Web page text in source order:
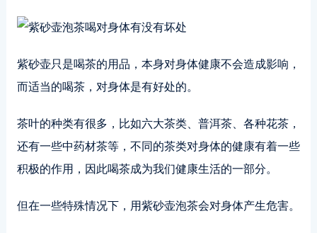
紫砂壶只是喝茶的用品，本身对身体健康不会造成影响，
而适当的喝茶，对身体是有好处的。
茶叶的种类有很多，比如六大茶类、普洱茶、各种花茶，
还有一些中药材茶等，不同的茶类对身体的健康有着一些
积极的作用，因此喝茶成为我们健康生活的一部分。
但在一些特殊情况下，用紫砂壶泡茶会对身体产生危害。